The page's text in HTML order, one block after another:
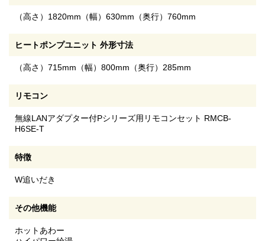
（高さ）1820mm（幅）630mm（奥行）760mm
ヒートポンプユニット 外形寸法
（高さ）715mm（幅）800mm（奥行）285mm
リモコン
無線LANアダプター付Pシリーズ用リモコンセット RMCB-
H6SE-T
特徴
W追いだき
その他機能
ホットあわー